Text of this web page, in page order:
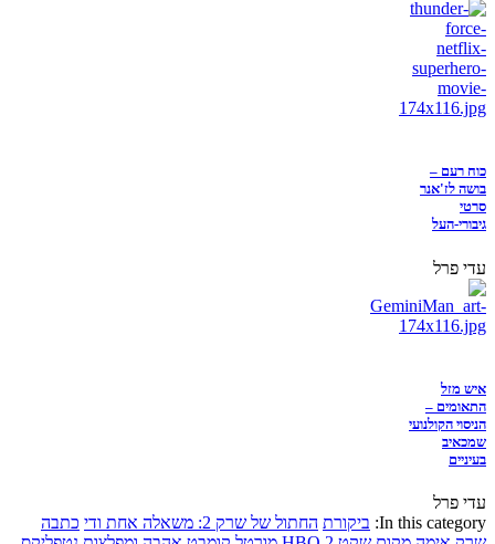
כוח רעם –
בושה לז'אנר
סרטי
גיבורי-העל
עדי פרל
איש מזל
התאומים –
הניסוי הקולנועי
שמכאיב
בעיניים
עדי פרל
In this category: ביקורת החתול של שרק 2: משאלה אחת ודי
כתבה